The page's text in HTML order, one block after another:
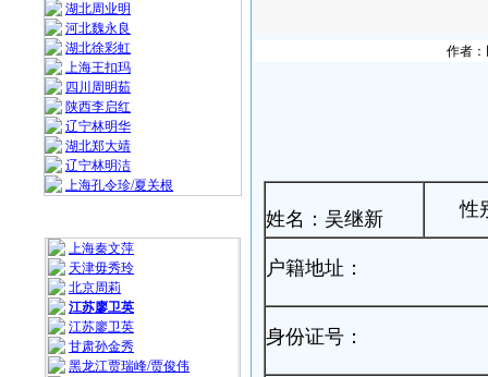
湖北周业明
河北魏永良
湖北徐彩虹
上海王扣玛
四川周明茹
陕西李启红
辽宁林明华
湖北郑大靖
⁨辽宁林明洁
上海孔令珍/夏关根
上海秦文萍
天津毋秀玲
北京周莉
江苏廖卫英
江苏廖卫英
甘肃孙金秀
黑龙江贾瑞峰/贾俊伟
作者：
姓名：吴继新 性
户籍地址：
身份证号：